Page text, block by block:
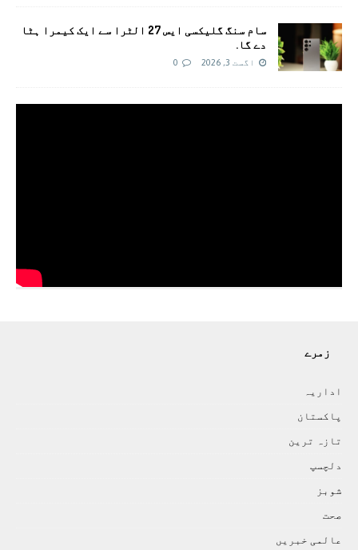
سام سنگ گلیکسی ایس 27 الٹرا سے ایک کیمرا ہٹا
دے گا.
اگست 3, 2026 0
زمرے
اداريہ
پاکستان
تازہ ترين
دلچسپ
شوبز
صحت
عالمی خبريں